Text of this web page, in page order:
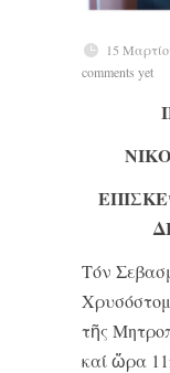
15
comments yet
Τόν
τῆς
καί ὥρα